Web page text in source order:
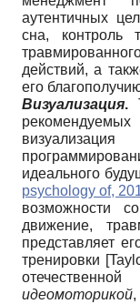
аутентичных
сна, контроль
действий, а
его
Визуализация.
идеального
psychology of,
возможности
движение,
представляет
тренировки [
идеомоторикой,